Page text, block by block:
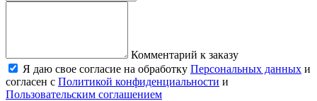
Комментарий к заказу
Я даю свое согласие на обработку Персональных данных и
согласен с Политикой конфиденциальности и
Пользовательским соглашением